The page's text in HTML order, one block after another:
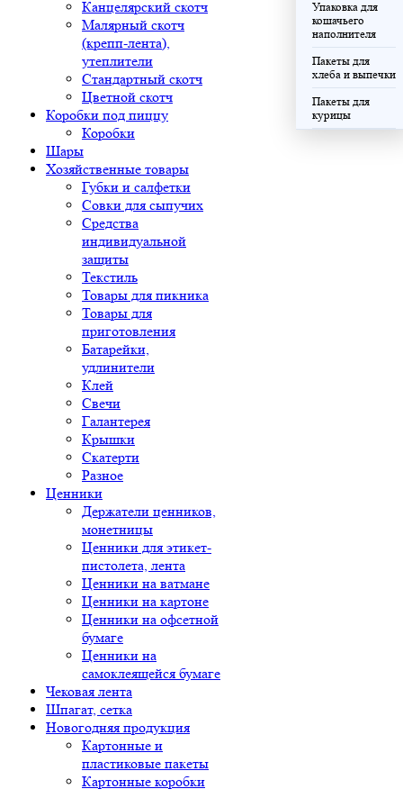
Канцелярский скотч
Малярный скотч
(крепп-лента),
утеплители
Стандартный скотч
Цветной скотч
Коробки под пиццу
Коробки
Шары
Хозяйственные товары
Губки и салфетки
Совки для сыпучих
Средства
индивидуальной
защиты
Текстиль
Товары для пикника
Товары для
приготовления
Батарейки,
удлинители
Клей
Свечи
Галантерея
Крышки
Скатерти
Разное
Ценники
Держатели ценников,
монетницы
Ценники для этикет-
пистолета, лента
Ценники на ватмане
Ценники на картоне
Ценники на офсетной
бумаге
Ценники на
самоклеящейся бумаге
Чековая лента
Шпагат, сетка
Новогодняя продукция
Картонные и
пластиковые пакеты
Картонные коробки
Упаковка для
кошачьего
наполнителя
Пакеты для
хлеба и выпечки
Пакеты для
курицы